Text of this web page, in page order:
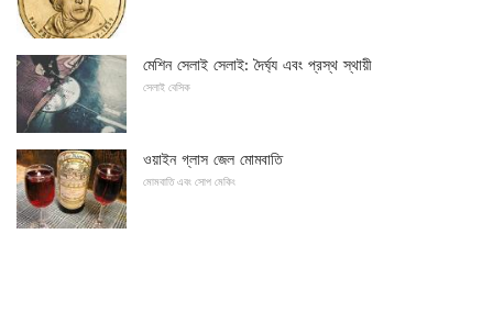
মেশিন সেলাই সেলাই: দৈর্ঘ্য এবং প্রস্থ স্থায়ী
সেলাই বেসিক
ওয়াইন গ্লাস জেল মোমবাতি
মোমবাতি এবং সোপ মেকিং